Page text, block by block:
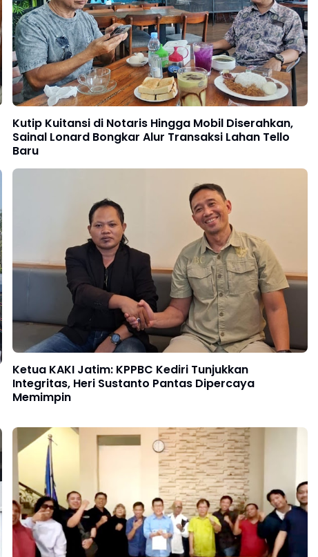
Kutip Kuitansi di Notaris Hingga Mobil Diserahkan,
Sainal Lonard Bongkar Alur Transaksi Lahan Tello
Baru
Ketua KAKI Jatim: KPPBC Kediri Tunjukkan
Integritas, Heri Sustanto Pantas Dipercaya
Memimpin